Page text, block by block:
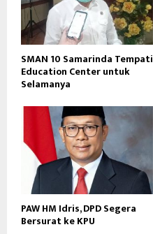
SMAN 10 Samarinda Tempati
Education Center untuk
Selamanya
PAW HM Idris, DPD Segera
Bersurat ke KPU